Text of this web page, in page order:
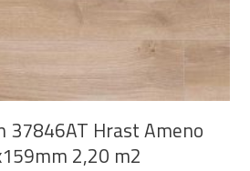
37846AT Hrast Ameno
2,20 m2